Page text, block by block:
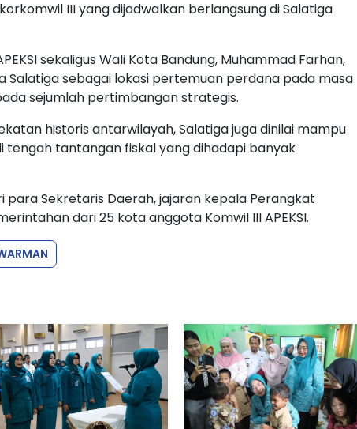
III yang dijadwalkan berlangsung di Salatiga
sekaligus Wali Kota Bandung, Muhammad Farhan,
Salatiga sebagai lokasi pertemuan perdana pada masa
sejumlah pertimbangan strategis.
historis antarwilayah, Salatiga juga dinilai mampu
tengah tantangan fiskal yang dihadapi banyak
para Sekretaris Daerah, jajaran kepala Perangkat
dari 25 kota anggota Komwil III APEKSI.